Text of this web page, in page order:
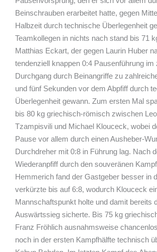
Beinschrauben erarbeitet hatte, gegen
Halbzeit durch technische Überlegenheit
Teamkollegen in nichts nach stand bis 71
Matthias Eckart, der gegen Laurin Huber
tendenziell knappen 0:4 Pausenführung im
Durchgang durch Beinangriffe zu
und fünf Sekunden vor dem Abpfiff durch
Überlegenheit gewann. Zum ersten Mal
bis 80 kg griechisch-römisch zwischen
Tzampisvili und Michael Klouceck, wobei
Pause vor allem durch einen Ausheber-
Durchdreher mit 0:8 in Führung lag. Nach
Wiederanpfiff durch den souveränen
Hemmerich fand der Gastgeber besser in
verkürzte bis auf 6:8, wodurch Klouceck
Mannschaftspunkt holte und damit bereits
Auswärtssieg sicherte. Bis 75 kg
Franz Fröhlich ausnahmsweise
noch in der ersten Kampfhälfte technisch